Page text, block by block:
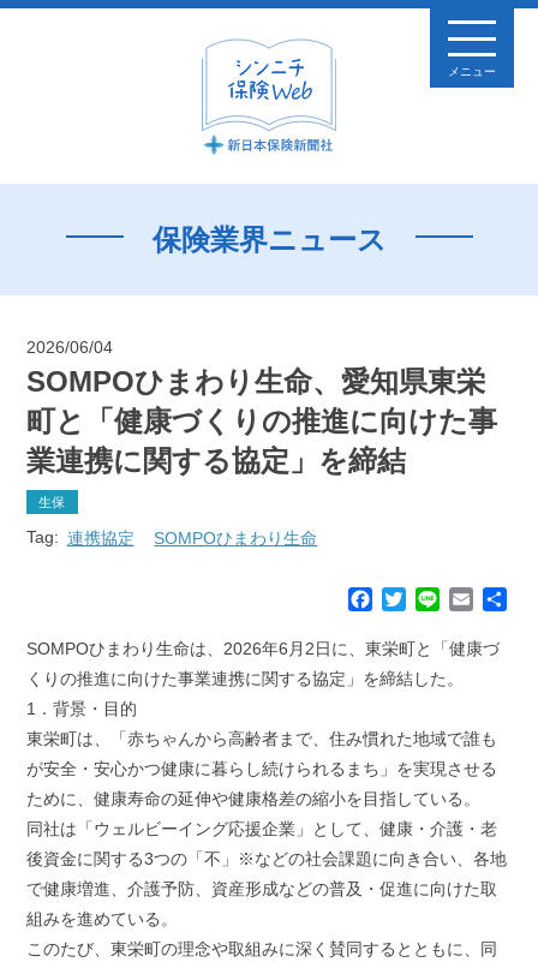
メニュー
保険業界ニュース
2026/06/04
SOMPOひまわり生命、愛知県東栄
町と「健康づくりの推進に向けた事
業連携に関する協定」を締結
生保
Tag: 連携協定 SOMPOひまわり生命
c
e
b
o
k
T
i
t
r
n
E
a
SOMPOひまわり生命は、2026年6月2日に、東栄町と「健康づ
くりの推進に向けた事業連携に関する協定」を締結した。
1．背景・目的
東栄町は、「赤ちゃんから高齢者まで、住み慣れた地域で誰も
が安全・安心かつ健康に暮らし続けられるまち」を実現させる
ために、健康寿命の延伸や健康格差の縮小を目指している。
同社は「ウェルビーイング応援企業」として、健康・介護・老
後資金に関する3つの「不」※などの社会課題に向き合い、各地
で健康増進、介護予防、資産形成などの普及・促進に向けた取
組みを進めている。
このたび、東栄町の理念や取組みに深く賛同するとともに、同